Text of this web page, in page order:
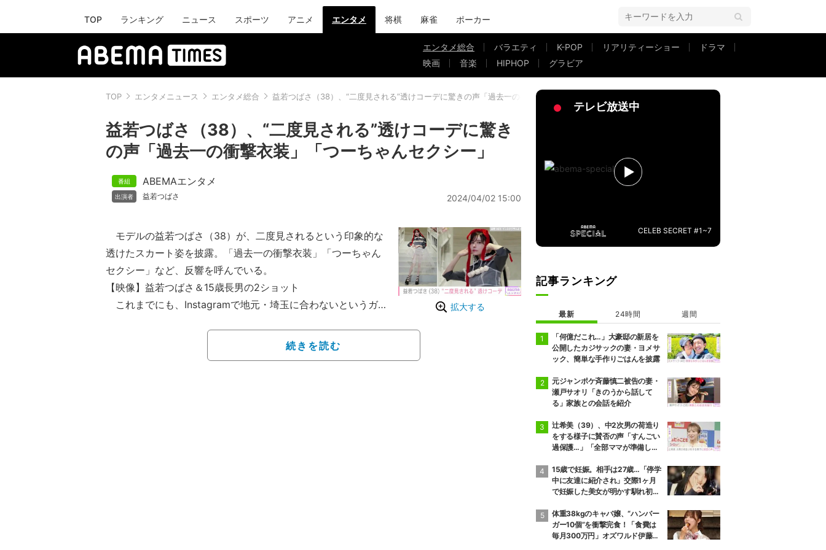
TOP ランキング ニュース スポーツ アニメ エンタメ 将棋 麻雀 ポーカー
エンタメ総合 バラエティ K-POP リアリティーショー
ドラマ
映画
音楽 HIPHOP グラビア
TOP エンタメニュース エンタメ総合 益若つばさ（38）、“二度見される”透けコーデに驚きの声「過去一の衝撃衣装」「つーちゃんセクシー」
益若つばさ（38）、“二度見される”透けコーデに驚き
の声「過去一の衝撃衣装」「つーちゃんセクシー」
ABEMAエンタメ
益若つばさ 2024/04/02 15:00
拡大する
モデルの益若つばさ（38）が、二度見されるという印象的な
透けたスカート姿を披露。「過去一の衝撃衣装」「つーちゃん
セクシー」など、反響を呼んでいる。
【映像】益若つばさ＆15歳長男の2ショット
これまでにも、Instagramで地元・埼玉に合わないというガ
1日の更新では「おぱんちゅ赤ずきん。二度見されます」とつ
続きを読む
テレビ放送中
CELEB SECRET #1~7
記事ランキング
最新 24時間 週間
「何億だこれ…」大豪邸の新居を
公開したカジサックの妻・ヨメサ
ック、簡単な手作りごはんを披露
元ジャンポケ斉藤慎二被告の妻・
瀬戸サオリ「きのうから話して
る」家族との会話を紹介
辻希美（39）、中2次男の荷造り
をする様子に賛否の声「すんごい
過保護…」「全部ママが準備して
15歳で妊娠。相手は27歳…「停学
中に友達に紹介され」交際1ヶ月
で妊娠した美女が明かす馴れ初め
絶句
体重38kgのキャバ嬢、“ハンバー
ガー10個”を衝撃完食！「食費は
毎月300万円」オズワルド伊藤も